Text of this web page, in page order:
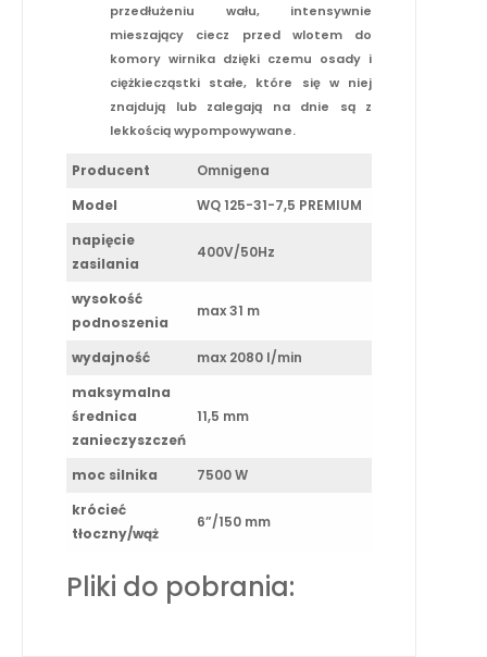
przedłużeniu wału, intensywnie
mieszający ciecz przed wlotem do
komory wirnika dzięki czemu osady i
ciężkiecząstki stałe, które się w niej
znajdują lub zalegają na dnie są z
lekkością wypompowywane.
Producent
Omnigena
Model
WQ 125-31-7,5 PREMIUM
napięcie
zasilania
400V/50Hz
wysokość
podnoszenia
max 31 m
wydajność
max 2080 l/min
maksymalna
średnica
zanieczyszczeń
11,5 mm
moc silnika
7500 W
krócieć
tłoczny/wąż
6”/150 mm
Pliki do pobrania: